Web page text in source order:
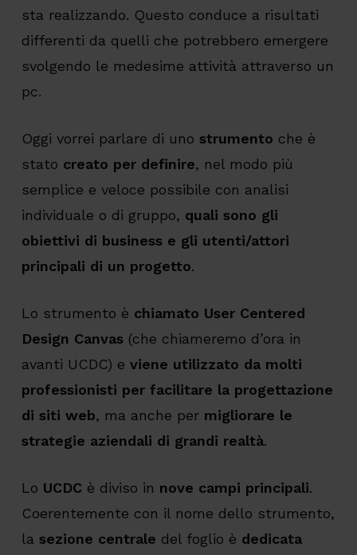
sta realizzando. Questo conduce a risultati
differenti da quelli che potrebbero emergere
svolgendo le medesime attività attraverso un
pc.
Oggi vorrei parlare di uno strumento che è
stato creato per definire, nel modo più
semplice e veloce possibile con analisi
individuale o di gruppo, quali sono gli
obiettivi di business e gli utenti/attori
principali di un progetto.
Lo strumento è chiamato User Centered
Design Canvas(che chiameremo d’ora in
avanti UCDC) e viene utilizzato da molti
professionisti per facilitare la progettazione
di siti web, ma anche permigliorare le
strategie aziendali di grandi realtà.
Lo UCDC è diviso in nove campi principali.
Coerentemente con il nome dello strumento,
la sezione centrale del foglio è dedicata